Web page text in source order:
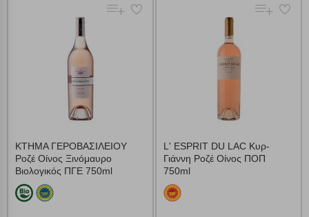
ΚΤΗΜΑ ΓΕΡΟΒΑΣΙΛΕΙΟΥ
Ροζέ Οίνος Ξινόμαυρο
Βιολογικός ΠΓΕ 750ml
L' ESPRIT DU LAC Κυρ-
Γιάννη Ροζέ Οίνος ΠΟΠ
750ml